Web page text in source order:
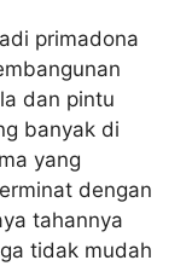
primadona
dan pintu
banyak di
yang
dengan
tahannya
tidak mudah